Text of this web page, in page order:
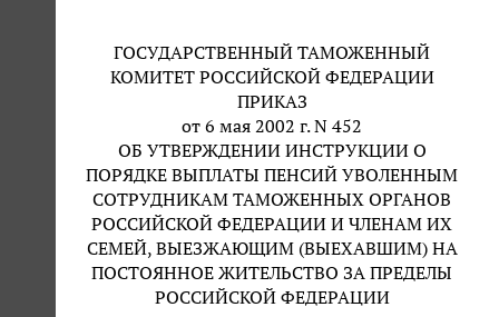
ГОСУДАРСТВЕННЫЙ ТАМОЖЕННЫЙ
КОМИТЕТ РОССИЙСКОЙ ФЕДЕРАЦИИ
ПРИКАЗ
от 6 мая 2002 г. N 452
ОБ УТВЕРЖДЕНИИ ИНСТРУКЦИИ О
ПОРЯДКЕ ВЫПЛАТЫ ПЕНСИЙ УВОЛЕННЫМ
СОТРУДНИКАМ ТАМОЖЕННЫХ ОРГАНОВ
РОССИЙСКОЙ ФЕДЕРАЦИИ И ЧЛЕНАМ ИХ
СЕМЕЙ, ВЫЕЗЖАЮЩИМ (ВЫЕХАВШИМ) НА
ПОСТОЯННОЕ ЖИТЕЛЬСТВО ЗА ПРЕДЕЛЫ
РОССИЙСКОЙ ФЕДЕРАЦИИ